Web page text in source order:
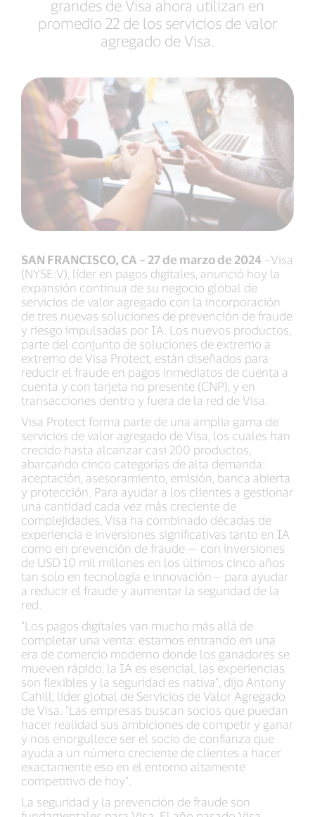
grandes de Visa ahora utilizan en
promedio 22 de los servicios de valor
agregado de Visa.
SAN FRANCISCO, CA – 27 de marzo de 2024 –Visa
(NYSE:V), líder en pagos digitales, anunció hoy la
expansión continua de su negocio global de
servicios de valor agregado con la incorporación
de tres nuevas soluciones de prevención de fraude
y riesgo impulsadas por IA. Los nuevos productos,
parte del conjunto de soluciones de extremo a
extremo de Visa Protect, están diseñados para
reducir el fraude en pagos inmediatos de cuenta a
cuenta y con tarjeta no presente (CNP), y en
transacciones dentro y fuera de la red de Visa.
Visa Protect forma parte de una amplia gama de
servicios de valor agregado de Visa, los cuales han
crecido hasta alcanzar casi 200 productos,
abarcando cinco categorías de alta demanda:
aceptación, asesoramiento, emisión, banca abierta
y protección. Para ayudar a los clientes a gestionar
una cantidad cada vez más creciente de
complejidades, Visa ha combinado décadas de
experiencia e inversiones significativas tanto en IA
como en prevención de fraude — con inversiones
de USD 10 mil millones en los últimos cinco años
tan solo en tecnología e innovación— para ayudar
a reducir el fraude y aumentar la seguridad de la
red.
"Los pagos digitales van mucho más allá de
completar una venta: estamos entrando en una
era de comercio moderno donde los ganadores se
mueven rápido, la IA es esencial, las experiencias
son flexibles y la seguridad es nativa", dijo Antony
Cahill, líder global de Servicios de Valor Agregado
de Visa. "Las empresas buscan socios que puedan
hacer realidad sus ambiciones de competir y ganar
y nos enorgullece ser el socio de confianza que
ayuda a un número creciente de clientes a hacer
exactamente eso en el entorno altamente
competitivo de hoy".
La seguridad y la prevención de fraude son